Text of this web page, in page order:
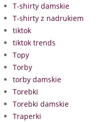
T-shirty damskie
T-shirty z nadrukiem
tiktok
tiktok trends
Topy
Torby
torby damskie
Torebki
Torebki damskie
Traperki